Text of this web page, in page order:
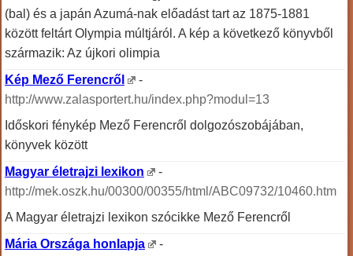
(bal) és a japán Azumá-nak előadást tart az 1875-1881
között feltárt Olympia múltjáról. A kép a következő könyvből
származik: Az újkori olimpia
Kép Mező Ferencről
-
http://www.zalasportert.hu/index.php?modul=13
Időskori fénykép Mező Ferencről dolgozószobájában,
könyvek között
Magyar életrajzi lexikon
-
http://mek.oszk.hu/00300/00355/html/ABC09732/10460.htm
A Magyar életrajzi lexikon szócikke Mező Ferencről
Mária Országa honlapja
-